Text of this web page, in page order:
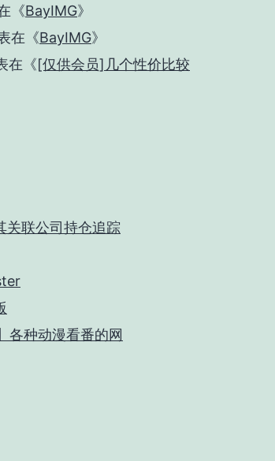
《BayIMG》
在《BayIMG》
在《[仅供会员]几个性价比较
关联公司持仓追踪
各种动漫看番的网